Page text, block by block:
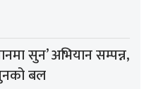
सुन’ अभियान सम्पन्न,
बल